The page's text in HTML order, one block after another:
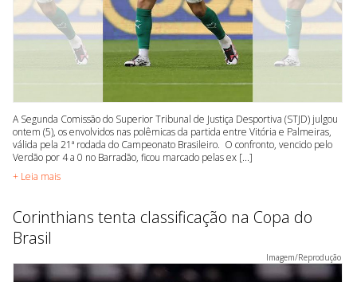
A Segunda Comissão do Superior Tribunal de Justiça Desportiva (STJD) julgou
ontem (5), os envolvidos nas polêmicas da partida entre Vitória e Palmeiras,
válida pela 21ª rodada do Campeonato Brasileiro. O confronto, vencido pelo
Verdão por 4 a 0 no Barradão, ficou marcado pelas ex [...]
+ Leia mais
Corinthians tenta classificação na Copa do
Brasil
Imagem/Reprodução